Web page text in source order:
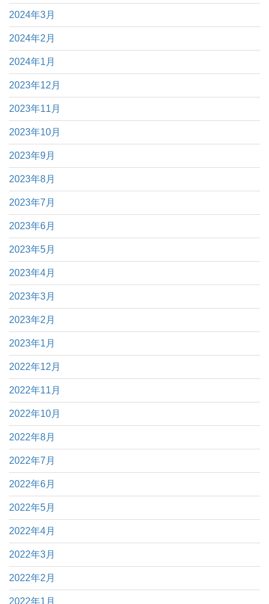
2024年3月
2024年2月
2024年1月
2023年12月
2023年11月
2023年10月
2023年9月
2023年8月
2023年7月
2023年6月
2023年5月
2023年4月
2023年3月
2023年2月
2023年1月
2022年12月
2022年11月
2022年10月
2022年8月
2022年7月
2022年6月
2022年5月
2022年4月
2022年3月
2022年2月
2022年1月